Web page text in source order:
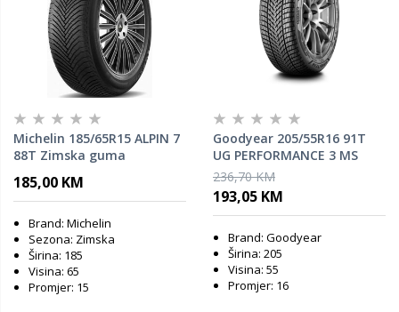
Michelin 185/65R15 ALPIN 7
88T Zimska guma
185,00 KM
Brand: Michelin
Sezona: Zimska
Širina: 185
Visina: 65
Promjer: 15
Goodyear 205/55R16 91T
UG PERFORMANCE 3 MS
zimska guma
236,70 KM
193,05 KM
Brand: Goodyear
Širina: 205
Visina: 55
Promjer: 16